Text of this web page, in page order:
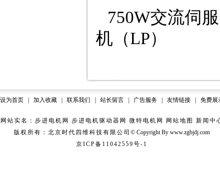
750W交流伺
机（LP）
设为首页 加入收藏 联系我们 站长留言 广告服务 友情链接 免费展
网站实名：步进电机网 步进电机驱动器网 微特电机网 网站地图
新闻中
版权所有：北京时代四维科技有限公司© CopyrightBy www.zgbjdj.com
京ICP备11042559号-1